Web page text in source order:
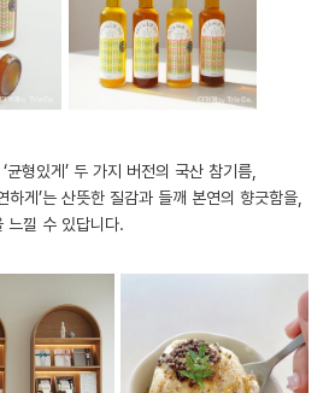
균형있게’ 두 가지 버전의 국산 참기름,
하게’는 산뜻한 질감과 들깨 본연의 향긋함을,
느낄 수 있답니다.